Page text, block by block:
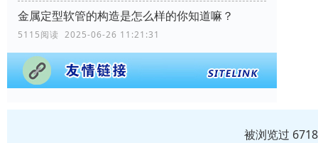
金属定型软管的构造是怎么样的你知道嘛？
5115阅读 2025-06-26 11:21:31
被浏览过